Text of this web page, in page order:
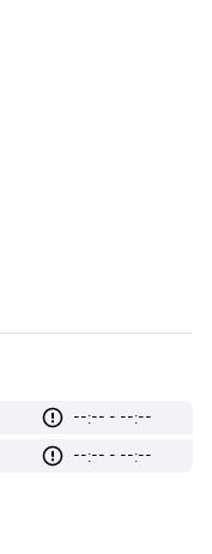
--:-- - --:--
--:-- - --:--